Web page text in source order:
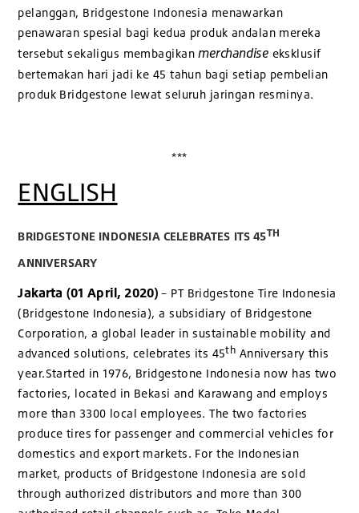
pelanggan, Bridgestone Indonesia menawarkan
penawaran spesial bagi kedua produk andalan mereka
tersebut sekaligus membagikanmerchandise eksklusif
bertemakan hari jadi ke 45 tahun bagi setiap pembelian
produk Bridgestone lewat seluruh jaringan resminya.
***
ENGLISH
BRIDGESTONE INDONESIA CELEBRATES ITS 45TH
ANNIVERSARY
Jakarta (01 April, 2020)– PT Bridgestone Tire Indonesia
(Bridgestone Indonesia), a subsidiary of Bridgestone
Corporation, a global leader in sustainable mobility and
advanced solutions, celebrates its 45th Anniversary this
year.Started in 1976, Bridgestone Indonesia now has two
factories, located in Bekasi and Karawang and employs
more than 3300 local employees. The two factories
produce tires for passenger and commercial vehicles for
domestics and export markets. For the Indonesian
market, products of Bridgestone Indonesia are sold
through authorized distributors and more than 300